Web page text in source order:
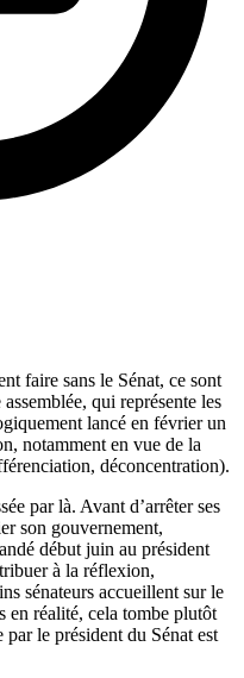
faire sans le Sénat, ce sont
qui représente les
lancé en février un
notamment en vue de la
déconcentration).
par là. Avant d’arrêter ses
son gouvernement,
début juin au président
à la réflexion,
sénateurs accueillent sur le
en réalité, cela tombe plutôt
le président du Sénat est